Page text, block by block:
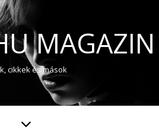
MAGAZIN
cikkek és mások